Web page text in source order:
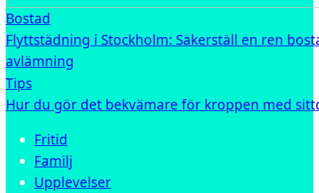
Bostad
Flyttstädning i Stockholm: Säkerställ en ren
avlämning
Tips
Hur du gör det bekvämare för kroppen med
Fritid
Familj
Upplevelser